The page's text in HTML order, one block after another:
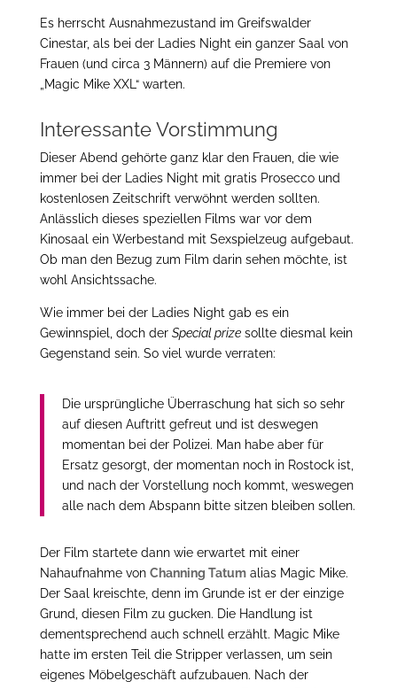
Es herrscht Ausnahmezustand im Greifswalder
Cinestar, als bei der Ladies Night ein ganzer Saal von
Frauen (und circa 3 Männern) auf die Premiere von
„Magic Mike XXL“ warten.
Interessante Vorstimmung
Dieser Abend gehörte ganz klar den Frauen, die wie
immer bei der Ladies Night mit gratis Prosecco und
kostenlosen Zeitschrift verwöhnt werden sollten.
Anlässlich dieses speziellen Films war vor dem
Kinosaal ein Werbestand mit Sexspielzeug aufgebaut.
Ob man den Bezug zum Film darin sehen möchte, ist
wohl Ansichtssache.
Wie immer bei der Ladies Night gab es ein
Gewinnspiel, doch der Special prizesollte diesmal kein
Gegenstand sein. So viel wurde verraten:
Die ursprüngliche Überraschung hat sich so sehr
auf diesen Auftritt gefreut und ist deswegen
momentan bei der Polizei. Man habe aber für
Ersatz gesorgt, der momentan noch in Rostock ist,
und nach der Vorstellung noch kommt, weswegen
alle nach dem Abspann bitte sitzen bleiben sollen.
Der Film startete dann wie erwartet mit einer
Nahaufnahme von Channing Tatumalias Magic Mike.
Der Saal kreischte, denn im Grunde ist er der einzige
Grund, diesen Film zu gucken. Die Handlung ist
dementsprechend auch schnell erzählt. Magic Mike
hatte im ersten Teil die Stripper verlassen, um sein
eigenes Möbelgeschäft aufzubauen. Nach der